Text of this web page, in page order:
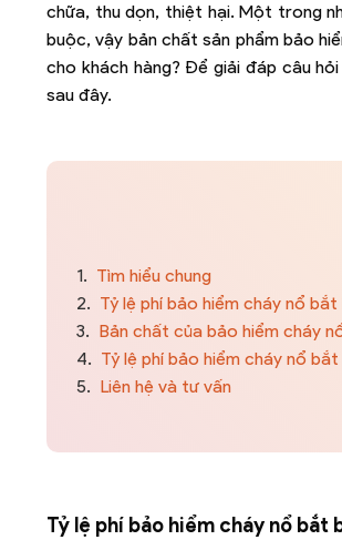
chữa, thu dọn, thiệt hại. Một trong
buộc, vậy bản chất sản phẩm bảo
cho khách hàng? Để giải đáp câu
sau đây.
1. Tìm hiểu chung
2. Tỷ lệ phí bảo hiểm cháy nổ bắt
3. Bản chất của bảo hiểm cháy
4. Tỷ lệ phí bảo hiểm cháy nổ
5. Liên hệ và tư vấn
Tỷ lệ phí bảo hiểm cháy nổ bắt